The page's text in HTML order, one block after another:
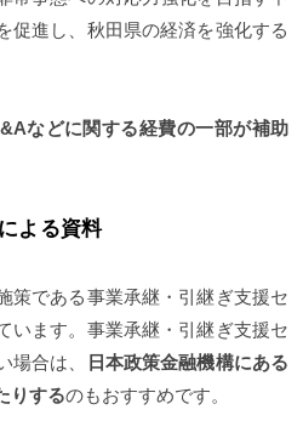
促進し、秋田県の経済を強化する
などに関する経費の一部が補助
よる資料
策である事業承継・引継ぎ支援セ
います。事業承継・引継ぎ支援セ
場合は、
日本政策金融機構にある
りするのもおすすめです。